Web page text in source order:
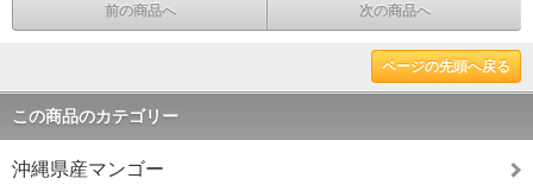
前の商品へ 次の商品へ
ページの先頭へ戻る
この商品のカテゴリー
沖縄県産マンゴー